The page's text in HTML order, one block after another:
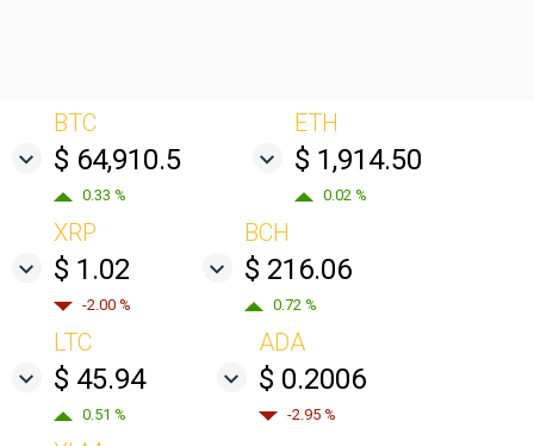
BTC
$ 64,910.5
0.33 %
ETH
$ 1,914.50
0.02 %
XRP
$ 1.02
-2.00 %
BCH
$ 216.06
0.72 %
LTC
$ 45.94
0.51 %
ADA
$ 0.2006
-2.95 %